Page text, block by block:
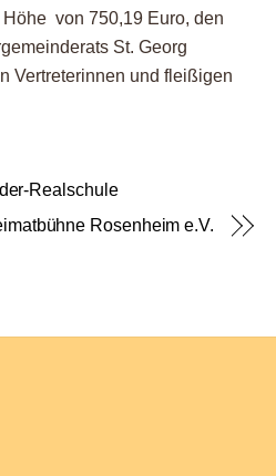
von 750,19 Euro, den
St. Georg
Vertreterinnen und fleißigen
Realschule
Rosenheim e.V.